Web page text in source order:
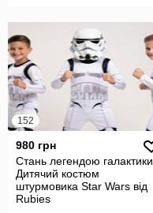
152
980 грн
Стань легендою галактики
Дитячий костюм
штурмовика Star Wars від
Rubies